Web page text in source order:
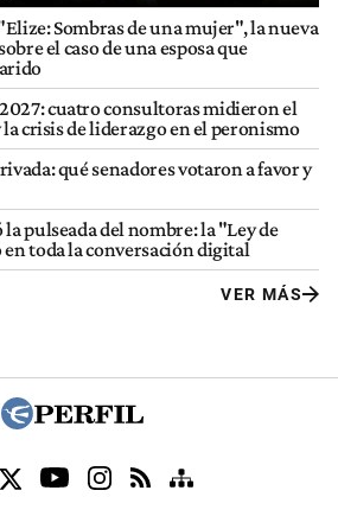
Sombras de una mujer", la nueva
el caso de una esposa que
cuatro consultoras midieron el
crisis de liderazgo en el peronismo
qué senadores votaron a favor y
pulseada del nombre: la "Ley de
toda la conversación digital
VER MÁS